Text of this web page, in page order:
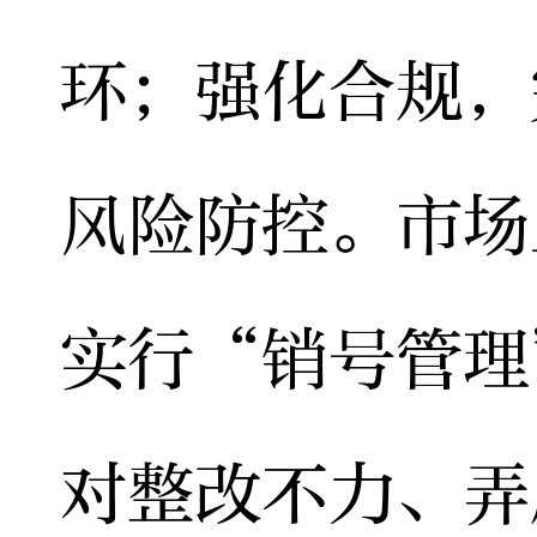
环；强化合规
风险防控。市
实行“销号管
对整改不力、